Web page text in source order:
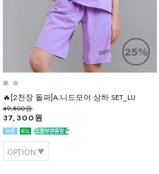
25%
🔥[2천장 돌파]A.니드모어 상하 SET_LU
49,800원
37,300원
OPTION